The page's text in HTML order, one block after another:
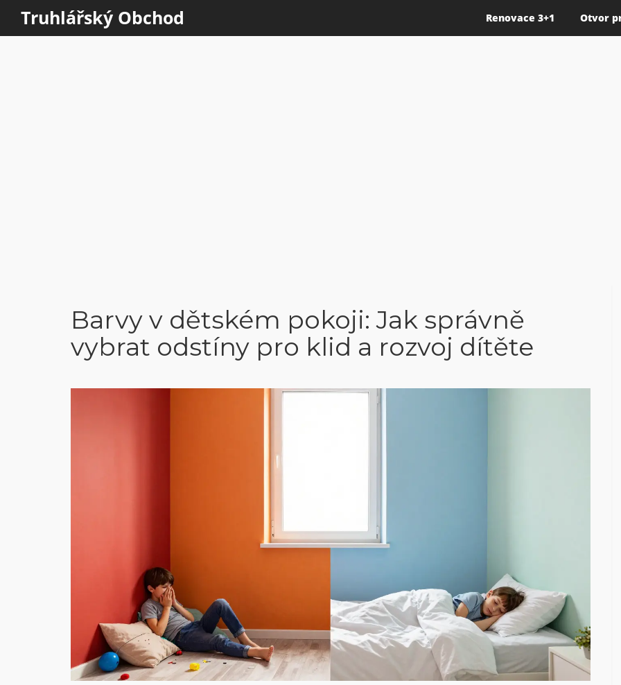
Truhlářský Obchod Renovace 3+1 Otvor
Barvy v dětském pokoji: Jak správně
vybrat odstíny pro klid a rozvoj dítěte